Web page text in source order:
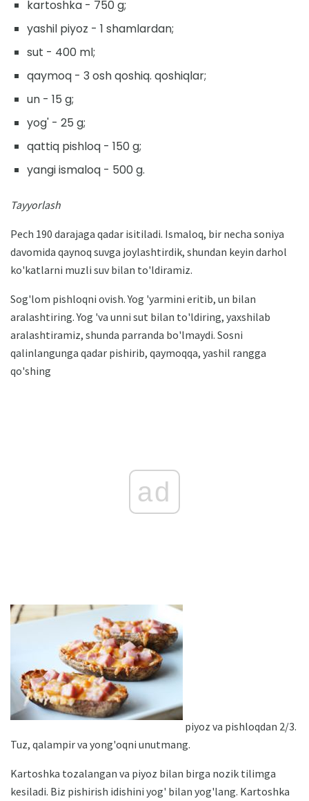
kartoshka - 750 g;
yashil piyoz - 1 shamlardan;
sut - 400 ml;
qaymoq - 3 osh qoshiq. qoshiqlar;
un - 15 g;
yog' - 25 g;
qattiq pishloq - 150 g;
yangi ismaloq - 500 g.
Tayyorlash
Pech 190 darajaga qadar isitiladi. Ismaloq, bir necha soniya
davomida qaynoq suvga joylashtirdik, shundan keyin darhol
ko'katlarni muzli suv bilan to'ldiramiz.
Sog'lom pishloqni ovish. Yog 'yarmini eritib, un bilan
aralashtiring. Yog 'va unni sut bilan to'ldiring, yaxshilab
aralashtiramiz, shunda parranda bo'lmaydi. Sosni
qalinlangunga qadar pishirib, qaymoqqa, yashil rangga
qo'shing
ad
piyoz va pishloqdan 2/3.
Tuz, qalampir va yong'oqni unutmang.
Kartoshka tozalangan va piyoz bilan birga nozik tilimga
kesiladi. Biz pishirish idishini yog' bilan yog'lang. Kartoshka